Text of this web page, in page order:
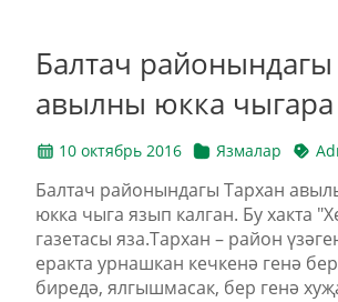
Балтач
авылны юкка чыгара
10 октябрь 2016 Язмалар
Балтач районындагы Тархан
юкка чыга язып калган. Бу хакта
газетасы яза.Тархан – район
еракта урнашкан кечкенә генә
биредә, ялгышмасак, бер генә